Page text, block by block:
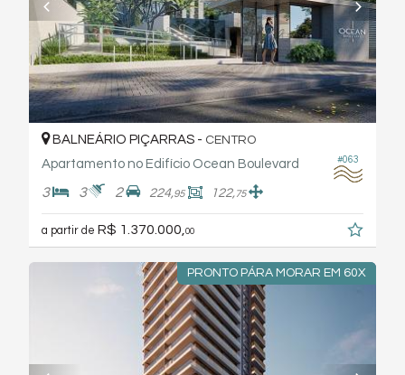
#063
BALNEÁRIO PIÇARRAS - CENTRO
Apartamento no Edifício Ocean Boulevard
3 3 2 224,95 122,75
a partir de R$ 1.370.000,00
PRONTO PÁRA MORAR EM 60X